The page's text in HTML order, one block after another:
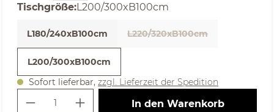
Tischgrößeauswählen
:L200/300xB100cm
L180/240xB100cm L220/320xB100cm
L200/300xB100cm
Sofort lieferbar, zzgl. Lieferzeit der Spedition
Produkt Anzahl: Gib den
In den Warenkorb